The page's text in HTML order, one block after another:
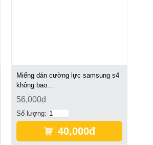
Miếng dán cường lực samsung s4
không bao...
56,000đ
Số lượng:
40,000đ